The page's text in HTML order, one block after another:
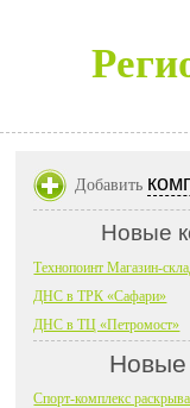
Добавить
Новые
Технопоинт Магазин-
ДНС в ТРК «Сафари»
ДНС в ТЦ «Петромост»
Новые
Спорт-комплекс